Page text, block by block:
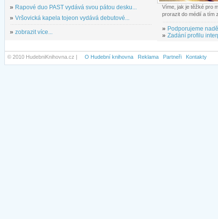
» Rapové duo PAST vydává svou pátou desku...
» Vršovická kapela tojeon vydává debutové...
» zobrazit více...
Víme, jak je těžké pro
prorazit do médií a tím
» Podporujeme
» Zadání profilu
© 2010 HudebniKnihovna.cz | O Hudební knihovna Reklama Partneři Kontakty